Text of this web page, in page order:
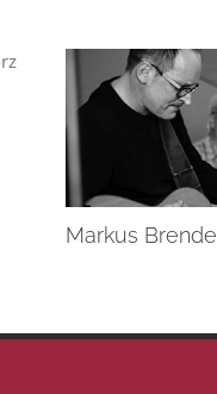
Markus Brendel